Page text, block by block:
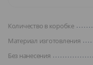
Количество в коробке
Материал изготовления
Без нанесения